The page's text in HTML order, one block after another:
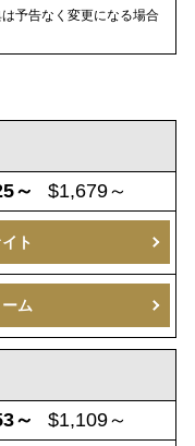
予告なく変更になる場合
～ $1,679～
ト
ム
～ $1,109～